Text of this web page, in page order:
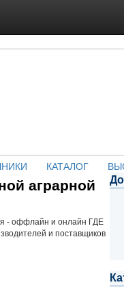
КАТАЛОГ
аграрной
- оффлайн и онлайн ГДЕ
и поставщиков